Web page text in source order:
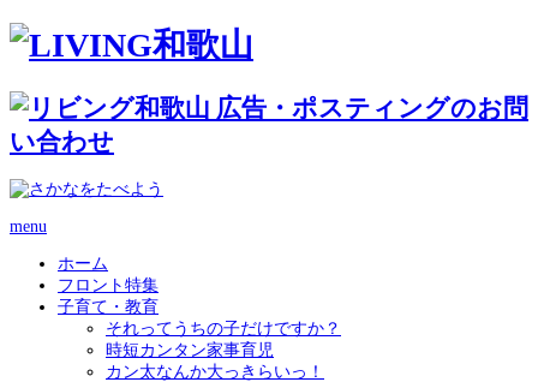
menu
ホーム
フロント特集
子育て・教育
それってうちの子だけですか？
時短カンタン家事育児
カン太なんか大っきらいっ！